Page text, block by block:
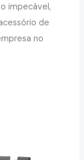
impecável,
de
no